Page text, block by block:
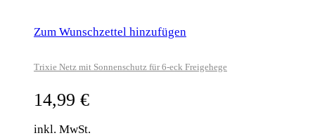
Zum Wunschzettel hinzufügen
Trixie Netz mit Sonnenschutz für 6-eck Freigehege
14,99 €
inkl. MwSt.